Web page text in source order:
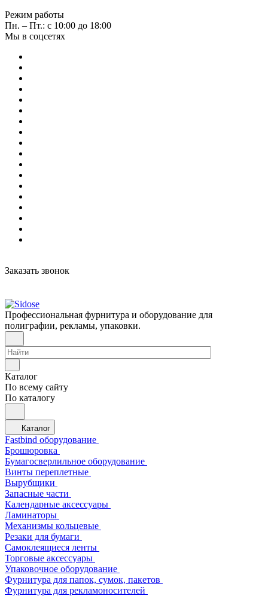
Режим работы
Пн. – Пт.: с 10:00 до 18:00
Мы в соцсетях
Заказать звонок
Профессиональная фурнитура и оборудование для
полиграфии, рекламы, упаковки.
Каталог
По всему сайту
По каталогу
Каталог
Fastbind оборудование
Брошюровка
Бумагосверлильное оборудование
Винты переплетные
Вырубщики
Запасные части
Календарные аксессуары
Ламинаторы
Механизмы кольцевые
Резаки для бумаги
Самоклеящиеся ленты
Торговые аксессуары
Упаковочное оборудование
Фурнитура для папок, сумок, пакетов
Фурнитура для рекламоносителей